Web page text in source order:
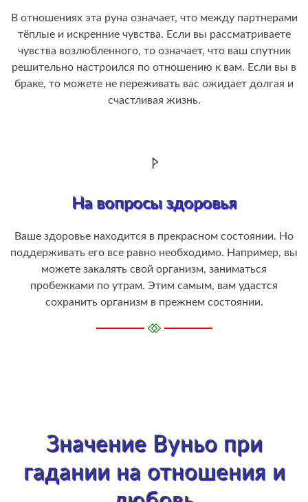
В отношениях эта руна означает, что между партнерами
тёплые и искренние чувства. Если вы рассматриваете
чувства возлюбленного, то означает, что ваш спутник
решительно настроился по отношению к вам. Если вы в
браке, то можете не переживать вас ожидает долгая и
счастливая жизнь.
На вопросы здоровья
Ваше здоровье находится в прекрасном состоянии. Но
поддерживать его все равно необходимо. Например, вы
можете закалять свой организм, заниматься
пробежками по утрам. Этим самым, вам удастся
сохранить организм в прежнем состоянии.
Значение Вуньо при
гадании на отношения и